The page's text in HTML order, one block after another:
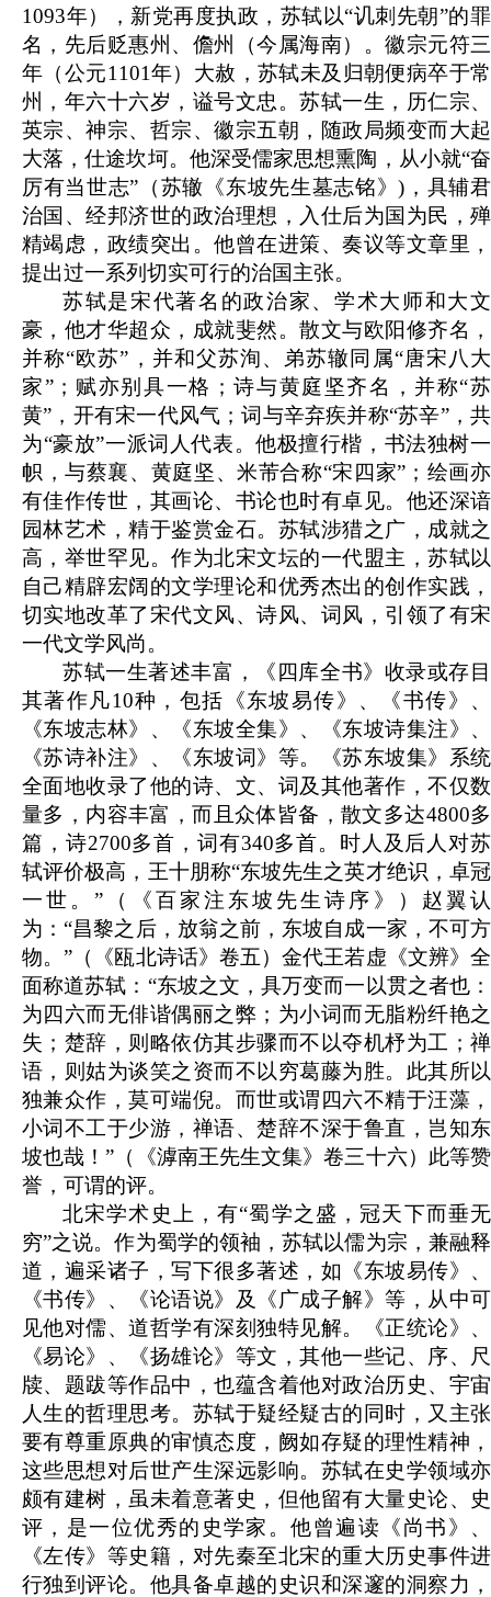
1093年），新党再度执政，苏轼以“讥刺先朝”的罪
名，先后贬惠州、儋州（今属海南）。徽宗元符三
年（公元1101年）大赦，苏轼未及归朝便病卒于常
州，年六十六岁，谥号文忠。苏轼一生，历仁宗、
英宗、神宗、哲宗、徽宗五朝，随政局频变而大起
大落，仕途坎坷。他深受儒家思想熏陶，从小就“奋
厉有当世志”（苏辙《东坡先生墓志铭》)，具辅君
治国、经邦济世的政治理想，入仕后为国为民，殚
精竭虑，政绩突出。他曾在进策、奏议等文章里，
提出过一系列切实可行的治国主张。
苏轼是宋代著名的政治家、学术大师和大文
豪，他才华超众，成就斐然。散文与欧阳修齐名，
并称“欧苏”，并和父苏洵、弟苏辙同属“唐宋八大
家”；赋亦别具一格；诗与黄庭坚齐名，并称“苏
黄”，开有宋一代风气；词与辛弃疾并称“苏辛”，共
为“豪放”一派词人代表。他极擅行楷，书法独树一
帜，与蔡襄、黄庭坚、米芾合称“宋四家”；绘画亦
有佳作传世，其画论、书论也时有卓见。他还深谙
园林艺术，精于鉴赏金石。苏轼涉猎之广，成就之
高，举世罕见。作为北宋文坛的一代盟主，苏轼以
自己精辟宏阔的文学理论和优秀杰出的创作实践，
切实地改革了宋代文风、诗风、词风，引领了有宋
一代文学风尚。
苏轼一生著述丰富，《四库全书》收录或存目
其著作凡10种，包括《东坡易传》、《书传》、
《东坡志林》、《东坡全集》、《东坡诗集注》、
《苏诗补注》、《东坡词》等。《苏东坡集》系统
全面地收录了他的诗、文、词及其他著作，不仅数
量多，内容丰富，而且众体皆备，散文多达4800多
篇，诗2700多首，词有340多首。时人及后人对苏
轼评价极高，王十朋称“东坡先生之英才绝识，卓冠
一世。”（《百家注东坡先生诗序》）赵翼认
为：“昌黎之后，放翁之前，东坡自成一家，不可方
物。”（《瓯北诗话》卷五）金代王若虚《文辨》全
面称道苏轼：“东坡之文，具万变而一以贯之者也：
为四六而无俳谐偶丽之弊；为小词而无脂粉纤艳之
失；楚辞，则略依仿其步骤而不以夺机杼为工；禅
语，则姑为谈笑之资而不以穷葛藤为胜。此其所以
独兼众作，莫可端倪。而世或谓四六不精于汪藻，
小词不工于少游，禅语、楚辞不深于鲁直，岂知东
坡也哉！”（《滹南王先生文集》卷三十六）此等赞
誉，可谓的评。
北宋学术史上，有“蜀学之盛，冠天下而垂无
穷”之说。作为蜀学的领袖，苏轼以儒为宗，兼融释
道，遍采诸子，写下很多著述，如《东坡易传》、
《书传》、《论语说》及《广成子解》等，从中可
见他对儒、道哲学有深刻独特见解。《正统论》、
《易论》、《扬雄论》等文，其他一些记、序、尺
牍、题跋等作品中，也蕴含着他对政治历史、宇宙
人生的哲理思考。苏轼于疑经疑古的同时，又主张
要有尊重原典的审慎态度，阙如存疑的理性精神，
这些思想对后世产生深远影响。苏轼在史学领域亦
颇有建树，虽未着意著史，但他留有大量史论、史
评，是一位优秀的史学家。他曾遍读《尚书》、
《左传》等史籍，对先秦至北宋的重大历史事件进
行独到评论。他具备卓越的史识和深邃的洞察力，